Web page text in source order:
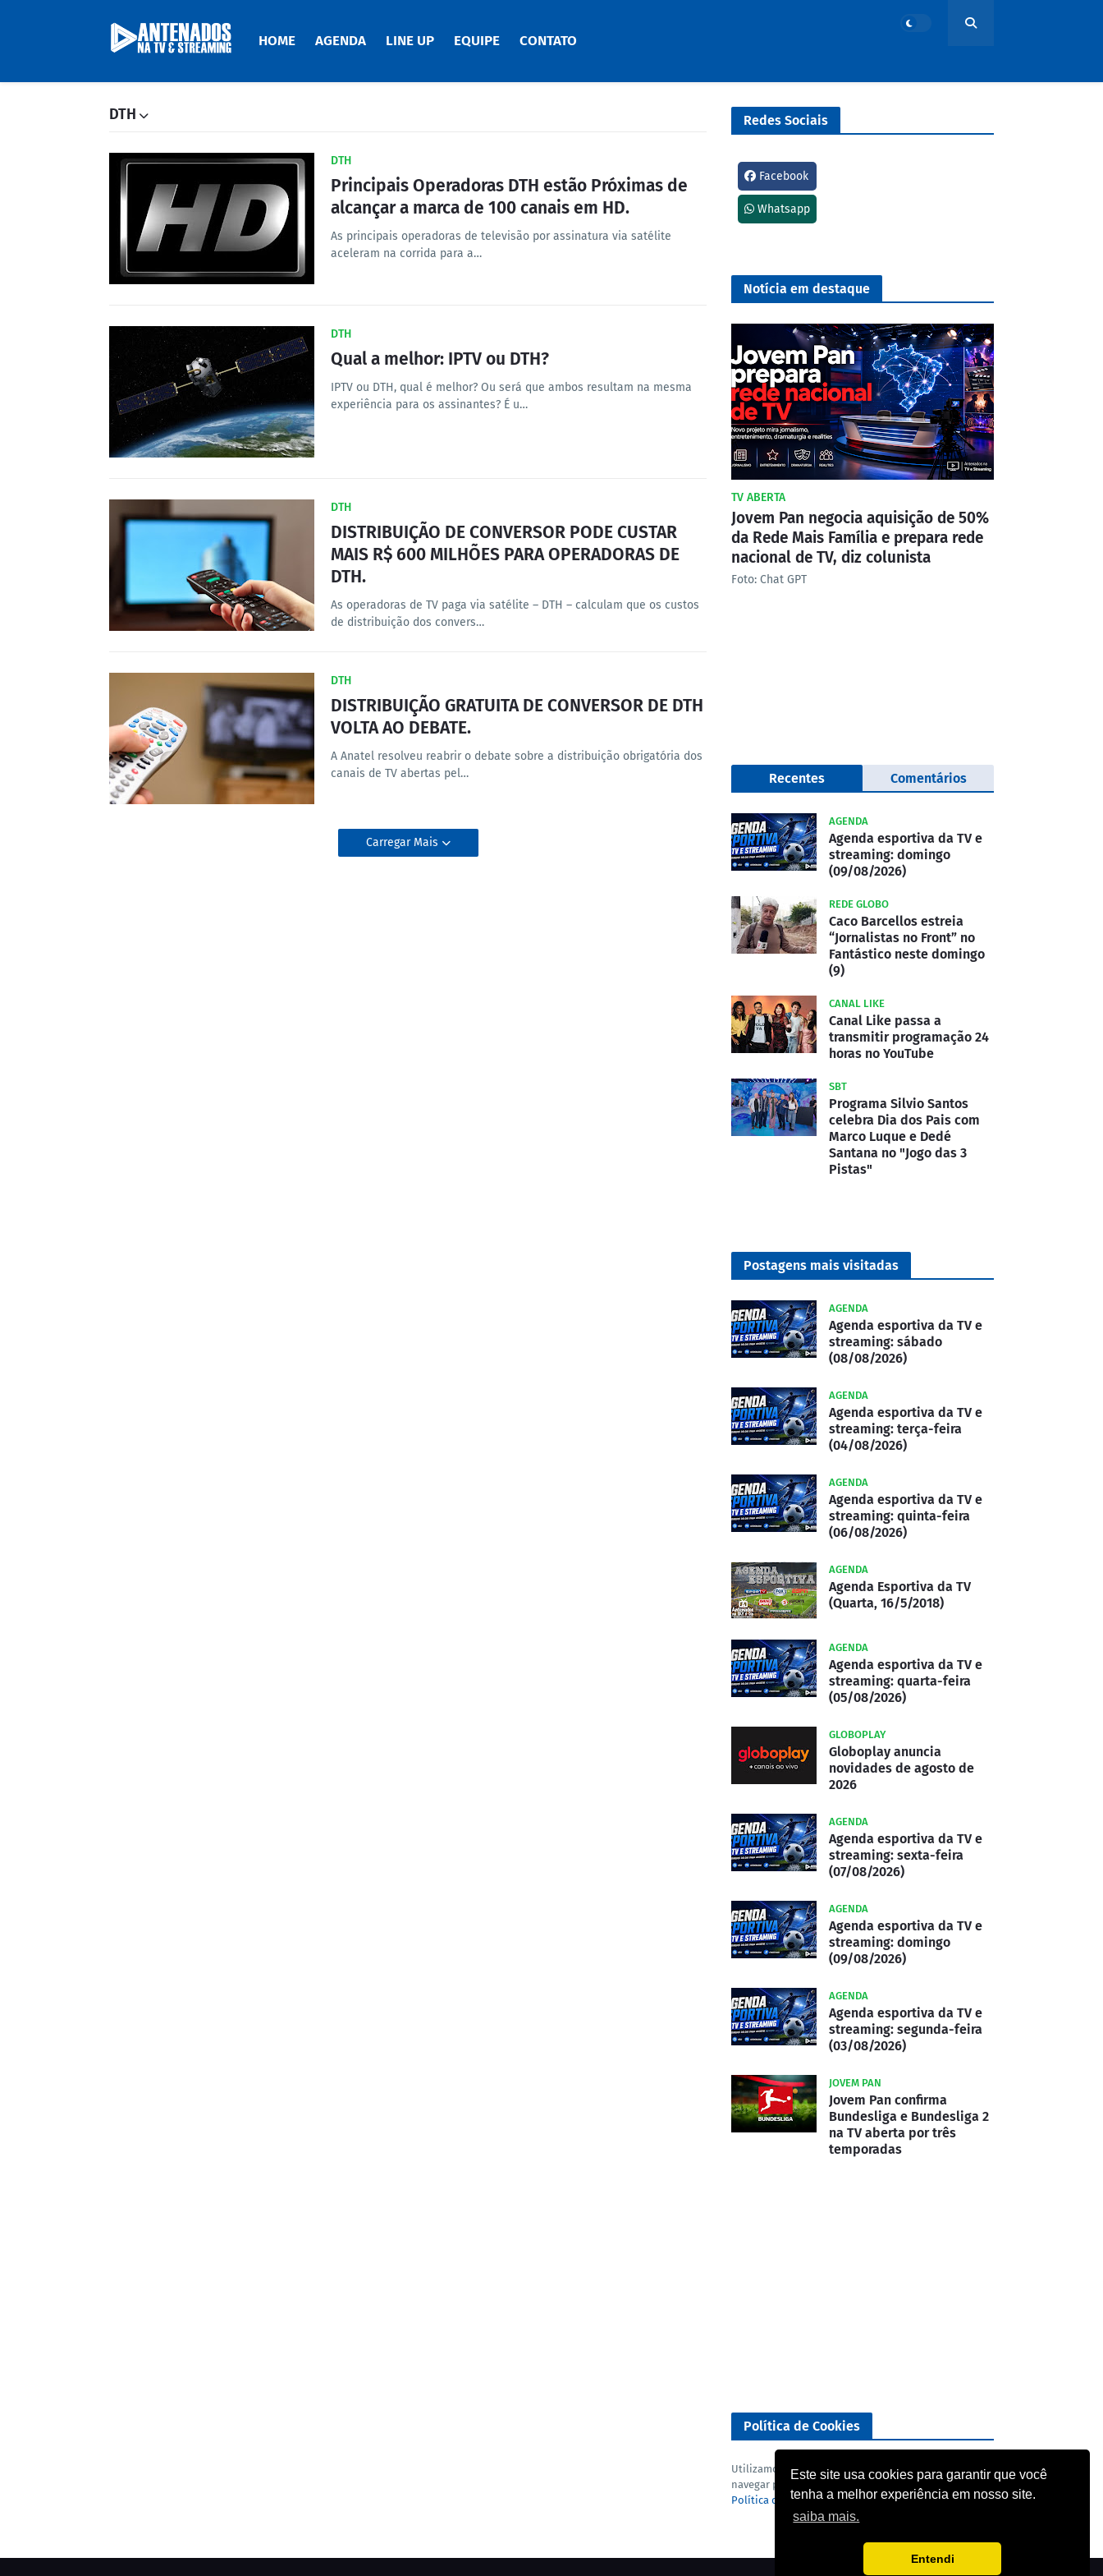
Este site usa cookies para garantir que você
tenha a melhor experiência em nosso site.
saiba mais.
Entendi
HOME AGENDA LINE UP EQUIPE CONTATO
DTH
DTH
Principais Operadoras DTH estão Próximas de
alcançar a marca de 100 canais em HD.
As principais operadoras de televisão por assinatura via satélite
aceleram na corrida para a…
DTH
Qual a melhor: IPTV ou DTH?
IPTV ou DTH, qual é melhor? Ou será que ambos resultam na mesma
experiência para os assinantes? É u…
DTH
DISTRIBUIÇÃO DE CONVERSOR PODE CUSTAR
MAIS R$ 600 MILHÕES PARA OPERADORAS DE
DTH.
As operadoras de TV paga via satélite – DTH – calculam que os custos
de distribuição dos convers…
DTH
DISTRIBUIÇÃO GRATUITA DE CONVERSOR DE DTH
VOLTA AO DEBATE.
A Anatel resolveu reabrir o debate sobre a distribuição obrigatória dos
canais de TV abertas pel…
Carregar Mais
Redes Sociais
Facebook
Whatsapp
Notícia em destaque
TV ABERTA
Jovem Pan negocia aquisição de 50%
da Rede Mais Família e prepara rede
nacional de TV, diz colunista
Foto: Chat GPT
Recentes Comentários
AGENDA
Agenda esportiva da TV e
streaming: domingo
(09/08/2026)
REDE GLOBO
Caco Barcellos estreia
“Jornalistas no Front” no
Fantástico neste domingo
(9)
CANAL LIKE
Canal Like passa a
transmitir programação 24
horas no YouTube
SBT
Programa Silvio Santos
celebra Dia dos Pais com
Marco Luque e Dedé
Santana no "Jogo das 3
Pistas"
Postagens mais visitadas
AGENDA
Agenda esportiva da TV e
streaming: sábado
(08/08/2026)
AGENDA
Agenda esportiva da TV e
streaming: terça-feira
(04/08/2026)
AGENDA
Agenda esportiva da TV e
streaming: quinta-feira
(06/08/2026)
AGENDA
Agenda Esportiva da TV
(Quarta, 16/5/2018)
AGENDA
Agenda esportiva da TV e
streaming: quarta-feira
(05/08/2026)
GLOBOPLAY
Globoplay anuncia
novidades de agosto de
2026
AGENDA
Agenda esportiva da TV e
streaming: sexta-feira
(07/08/2026)
AGENDA
Agenda esportiva da TV e
streaming: domingo
(09/08/2026)
AGENDA
Agenda esportiva da TV e
streaming: segunda-feira
(03/08/2026)
JOVEM PAN
Jovem Pan confirma
Bundesliga e Bundesliga 2
na TV aberta por três
temporadas
Política de Cookies
Utilizamos cookies para analisar o nosso tráfego. Ao
navegar pelo blog você concorda com a nossa
Política de privacidadeeTermo de uso.